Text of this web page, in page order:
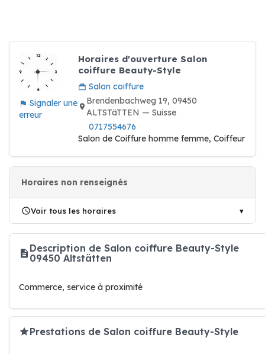
Signaler une
erreur
Horaires d'ouverture Salon
coiffure Beauty-Style
Salon coiffure
Brendenbachweg 19, 09450
ALTSTäTTEN — Suisse
0717554676
Salon de Coiffure homme femme, Coiffeur
Horaires non renseignés
Voir tous les horaires
Description de Salon coiffure Beauty-Style
09450 Altstätten
Commerce, service à proximité
Prestations de Salon coiffure Beauty-Style